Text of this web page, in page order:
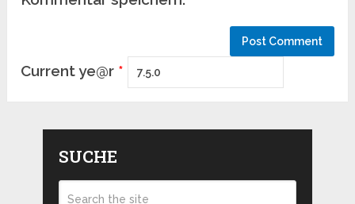
Current ye@r *
SUCHE